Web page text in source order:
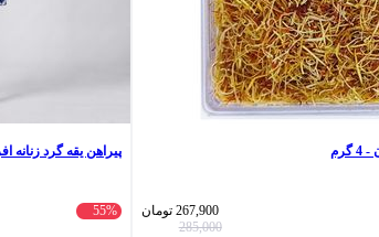
267,900 تومان
285,000
پیراهن یقه گرد زنانه
55%